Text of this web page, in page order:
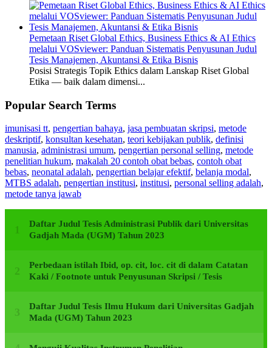
Pemetaan Riset Global Ethics, Business Ethics & AI Ethics
melalui VOSviewer: Panduan Sistematis Penyusunan Judul
Tesis Manajemen, Akuntansi & Etika Bisnis
Posisi Strategis Topik Ethics dalam Lanskap Riset Global
Etika — baik dalam dimensi...
Popular Search Terms
imunisasi tt, pengertian bahaya, jasa pembuatan skripsi, metode
deskriptif, konsultan kesehatan, teori kebijakan publik, definisi
manusia, administrasi umum, pengertian personal selling, metode
penelitian hukum, makalah 20 contoh obat bebas, contoh obat
bebas, neonatal adalah, pengertian belajar efektif, belanja modal,
MTBS adalah, pengertian institusi, institusi, personal selling adalah,
metode tanya jawab
Daftar Judul Tesis Administrasi Publik dari Universitas
Gadjah Mada (UGM) Tahun 2023
Perbedaan istilah Ibid, op. cit, loc. cit di dalam Catatan
Kaki / Footnote untuk Penyusunan Skripsi / Tesis
Daftar Judul Tesis Ilmu Hukum dari Universitas Gadjah
Mada (UGM) Tahun 2023